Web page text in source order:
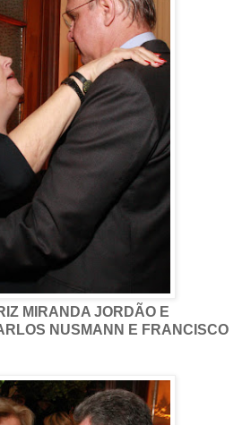
MIRANDA JORDÃO E
NUSMANN E FRANCISCO